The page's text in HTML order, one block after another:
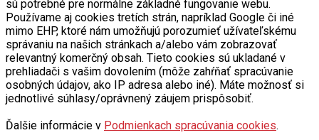
sú potrebné pre normálne základné fungovanie webu.
Používame aj cookies tretích strán, napríklad Google či iné
mimo EHP, ktoré nám umožňujú porozumieť užívateľskému
správaniu na našich stránkach a/alebo vám zobrazovať
relevantný komerčný obsah. Tieto cookies sú ukladané v
prehliadači s vašim dovolením (môže zahŕňať spracúvanie
osobných údajov, ako IP adresa alebo iné). Máte možnosť si
jednotlivé súhlasy/oprávnený záujem prispôsobiť.
Ďalšie informácie v Podmienkach spracúvania cookies.